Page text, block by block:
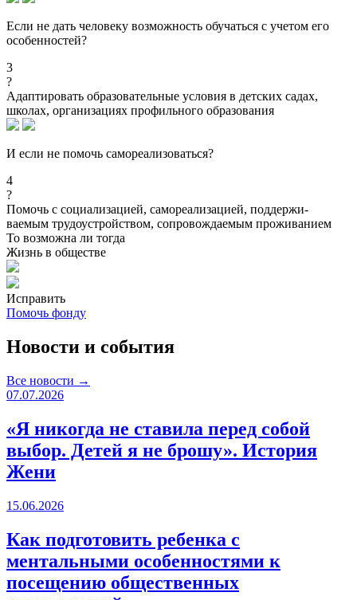
Если не дать человеку возможность обучаться с учетом его
особенностей?
3
?
Адаптировать образовательные условия в детских садах,
школах, организациях профильного образования
И если не помочь самореализоваться?
4
?
Помочь с социализацией, самореализацией, поддержи-
ваемым трудоустройством, сопровождаемым проживанием
То возможна ли тогда
Жизнь в обществе
Исправить
Помочь фонду
Новости и события
Все новости →
07.07.2026
«Я никогда не ставила перед собой
выбор. Детей я не брошу». История
Жени
15.06.2026
Как подготовить ребенка с
ментальными особенностями к
посещению общественных